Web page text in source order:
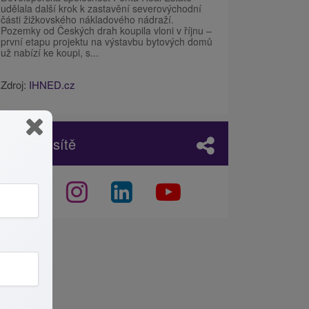
udělala další krok k zastavění severovýchodní
části žižkovského nákladového nádraží.
Pozemky od Českých drah koupila vloni v říjnu –
první etapu projektu na výstavbu bytových domů
už nabízí ke koupi, s...
Zdroj: IHNED.cz
Sociální sítě